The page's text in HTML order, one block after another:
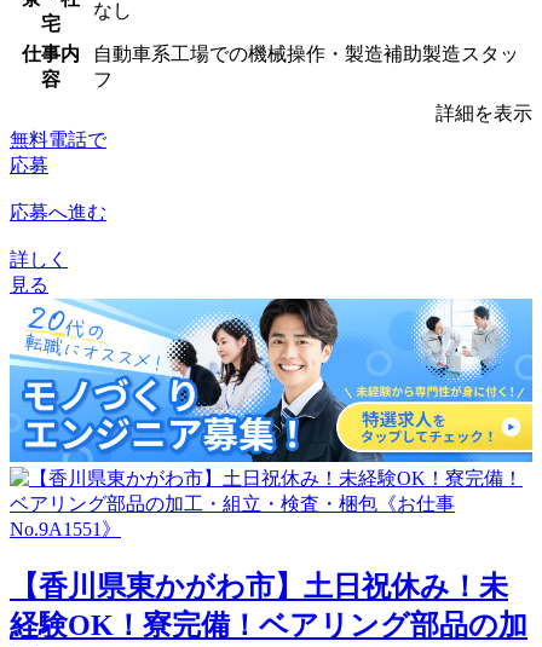
宅
なし
仕事内
容
自動車系工場での機械操作・製造補助製造スタッ
フ
詳細を表示
無料電話で
応募
応募へ進む
詳しく
見る
【香川県東かがわ市】土日祝休み！未
経験OK！寮完備！ベアリング部品の加